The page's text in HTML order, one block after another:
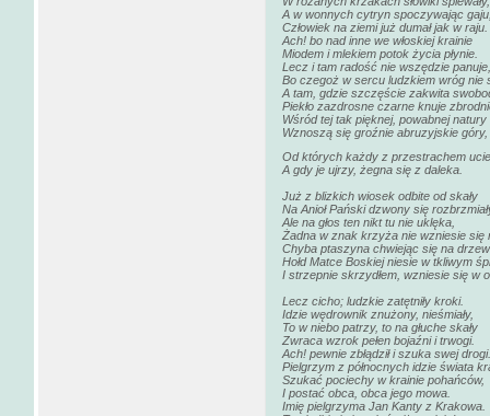
A w wonnych cytryn spoczywając
Człowiek na ziemi już dumał jak w raju.
Ach! bo nad inne we włoskiej krainie
Miodem i mlekiem potok życia płynie.
Lecz i tam radość nie wszędzie panuje,
Bo czegoż w sercu ludzkiem wróg nie
A tam, gdzie szczęście zakwita
Piekło zazdrosne czarne knuje
Wśród tej tak pięknej, powabnej natury
Wznoszą się groźnie abruzyjskie góry,
Od których każdy z przestrachem
A gdy je ujrzy, żegna się z daleka.
Już z blizkich wiosek odbite od skały
Na Anioł Pański dzwony się
Ale na głos ten nikt tu nie uklęka,
Żadna w znak krzyża nie wzniesie się
Chyba ptaszyna chwiejąc się na
Hołd Matce Boskiej niesie w tkliwym
I strzepnie skrzydłem, wzniesie się w
Lecz cicho; ludzkie zatętniły kroki.
Idzie wędrownik znużony, nieśmiały,
To w niebo patrzy, to na głuche skały
Zwraca wzrok pełen bojaźni i trwogi.
Ach! pewnie zbłądził i szuka swej drogi.
Pielgrzym z północnych idzie świata
Szukać pociechy w krainie pohańców,
I postać obca, obca jego mowa.
Imię pielgrzyma Jan Kanty z Krakowa.